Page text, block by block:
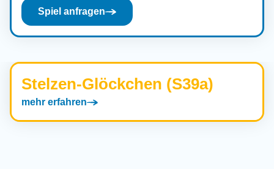
Spiel anfragen
Stelzen-Glöckchen (S39a)
mehr erfahren